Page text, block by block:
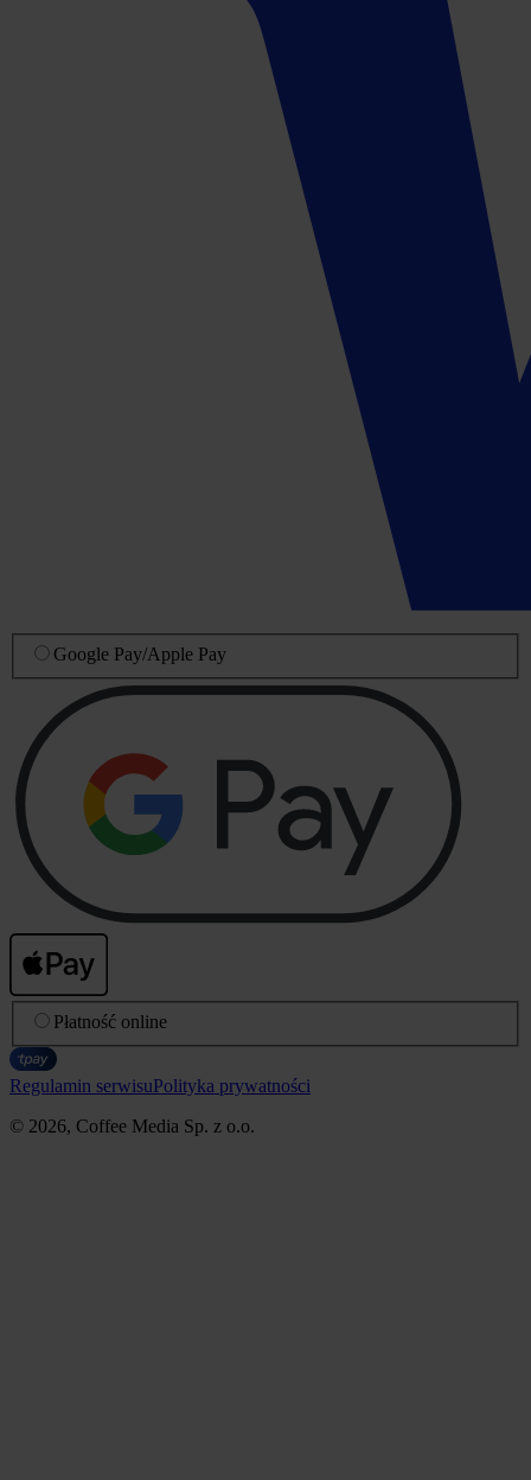
Google Pay/Apple Pay
Płatność online
Regulamin serwisuPolityka prywatności
© 2026, Coffee Media Sp. z o.o.